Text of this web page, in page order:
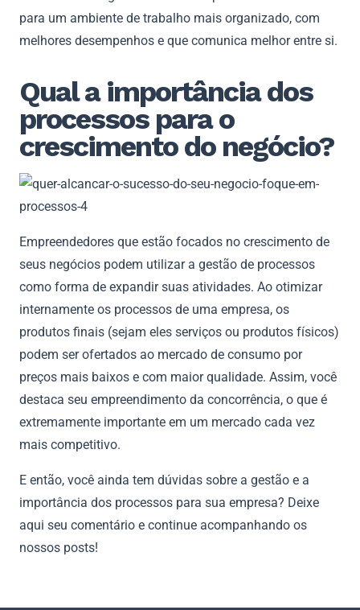
para um ambiente de trabalho mais organizado, com
melhores desempenhos e que comunica melhor entre si.
Qual a importância dos
processos para o
crescimento do negócio?
Empreendedores que estão focados no crescimento de
seus negócios podem utilizar a gestão de processos
como forma de expandir suas atividades. Ao otimizar
internamente os processos de uma empresa, os
produtos finais (sejam eles serviços ou produtos físicos)
podem ser ofertados ao mercado de consumo por
preços mais baixos e com maior qualidade. Assim, você
destaca seu empreendimento da concorrência, o que é
extremamente importante em um mercado cada vez
mais competitivo.
E então, você ainda tem dúvidas sobre a gestão e a
importância dos processos para sua empresa? Deixe
aqui seu comentário e continue acompanhando os
nossos posts!